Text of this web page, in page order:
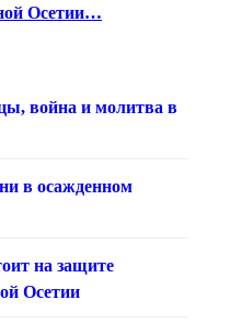
Осетии…
война и молитва в
в осажденном
на защите
Осетии